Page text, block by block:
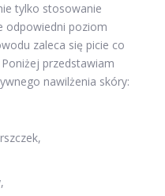
tylko stosowanie
odpowiedni poziom
zaleca się picie co
przedstawiam
nawilżenia skóry: